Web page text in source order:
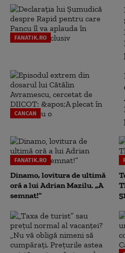
FANATIK.RO
CANCAN
FANATIK.RO
Dinamo, lovitura de ultimă
oră a lui Adrian Mazilu. „A
semnat!”